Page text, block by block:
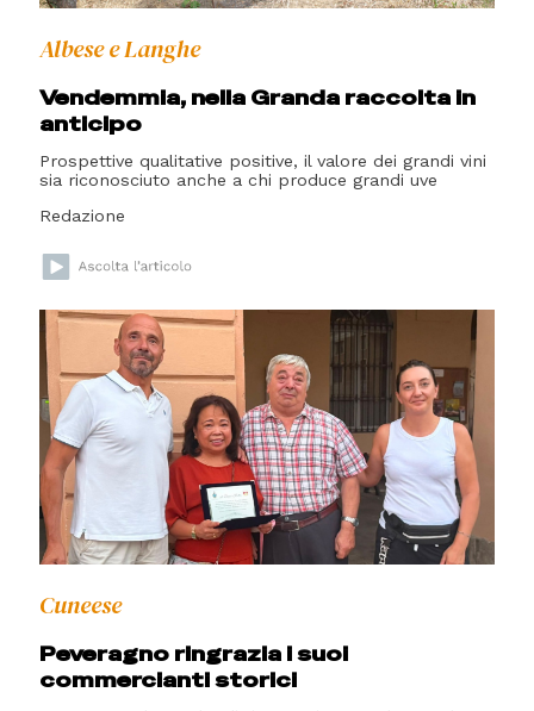
Albese e Langhe
Vendemmia, nella Granda raccolta in
anticipo
Prospettive qualitative positive, il valore dei grandi vini
sia riconosciuto anche a chi produce grandi uve
Redazione
Cuneese
Peveragno ringrazia i suoi
commercianti storici